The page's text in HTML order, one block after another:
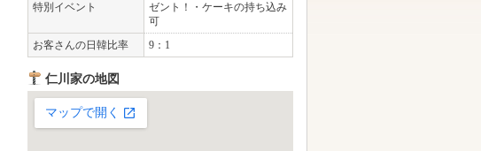
特別イベント
ゼント！・ケーキの持ち込み
可
お客さんの日韓比率
9：1
仁川家の地図